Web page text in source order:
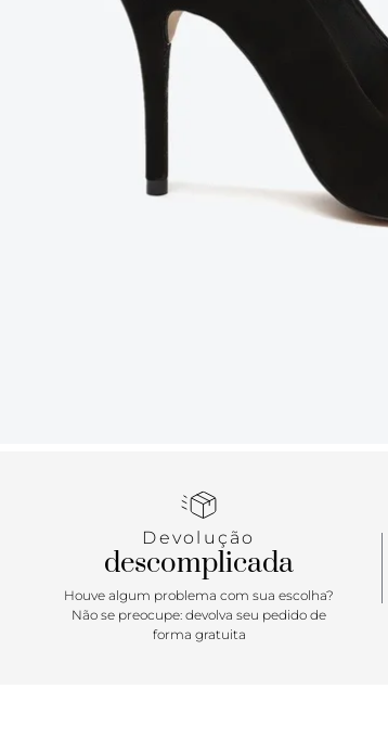
Devolução
descomplicada
Houve algum problema com sua escolha?
Não se preocupe: devolva seu pedido de
forma gratuita